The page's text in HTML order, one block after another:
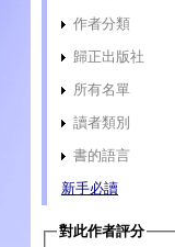
作者分類
歸正出版社
所有名單
讀者類別
書的語言
新手必讀
對此作者評分